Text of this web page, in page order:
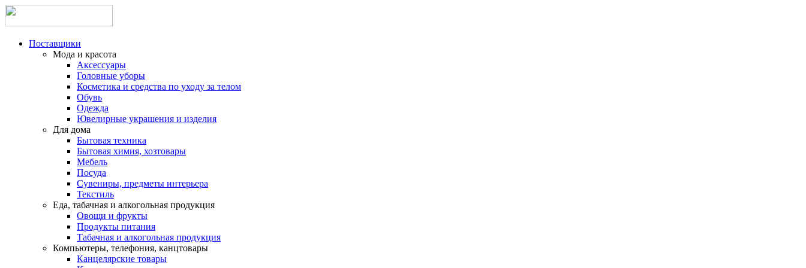
Поставщики
Мода и красота
Аксессуары
Головные уборы
Косметика и средства по уходу за телом
Обувь
Одежда
Ювелирные украшения и изделия
Для дома
Бытовая техника
Бытовая химия, хозтовары
Мебель
Посуда
Сувениры, предметы интерьера
Текстиль
Еда, табачная и алкогольная продукция
Овощи и фрукты
Продукты питания
Табачная и алкогольная продукция
Компьютеры, телефония, канцтовары
Канцелярские товары